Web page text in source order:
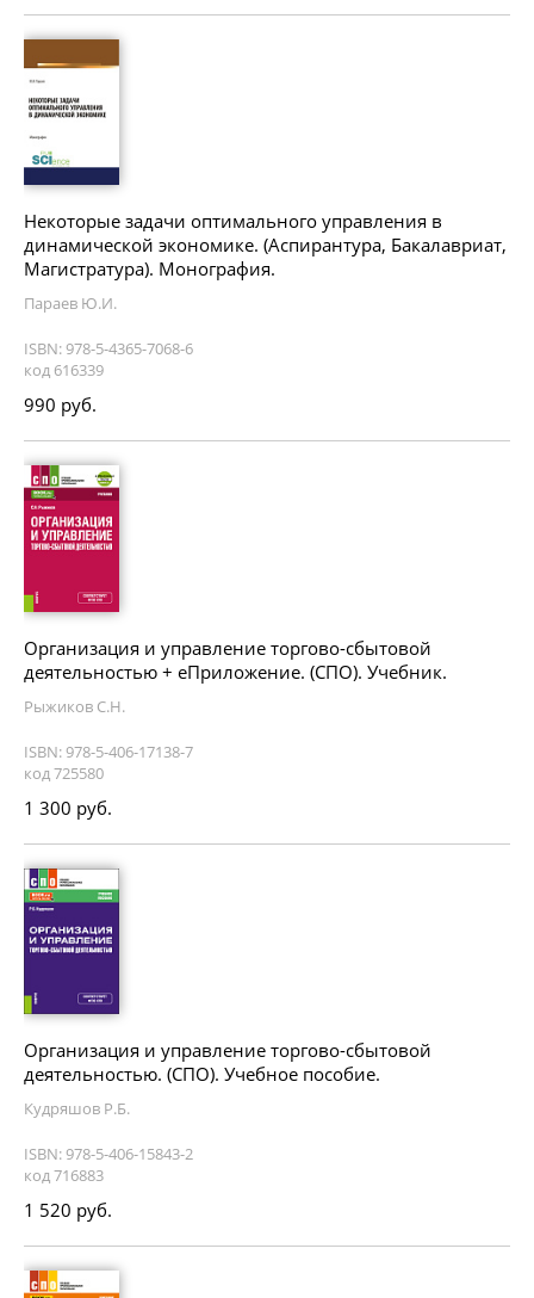
Некоторые задачи оптимального управления в
динамической экономике. (Аспирантура, Бакалавриат,
Магистратура). Монография.
Параев Ю.И.
ISBN: 978-5-4365-7068-6
код 616339
990 руб.
Организация и управление торгово-сбытовой
деятельностью + еПриложение. (СПО). Учебник.
Рыжиков С.Н.
ISBN: 978-5-406-17138-7
код 725580
1 300 руб.
Организация и управление торгово-сбытовой
деятельностью. (СПО). Учебное пособие.
Кудряшов Р.Б.
ISBN: 978-5-406-15843-2
код 716883
1 520 руб.